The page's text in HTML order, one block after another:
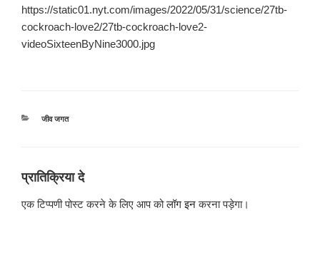
https://static01.nyt.com/images/2022/05/31/science/27tb-
cockroach-love2/27tb-cockroach-love2-
videoSixteenByNine3000.jpg
श्रेणियाँ
जीव जगत
प्रातिक्रिया दे
एक टिप्पणी पोस्ट करने के लिए आप कोलॉग इनकरना पड़ेगा।